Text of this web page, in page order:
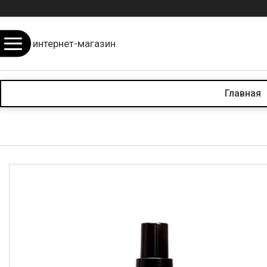
интернет-магазин
Главная